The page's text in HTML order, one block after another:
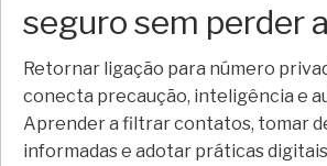
seguro sem perder
Retornar ligação para número
conecta precaução, inteligência e
Aprender a filtrar contatos, tomar
informadas e adotar práticas